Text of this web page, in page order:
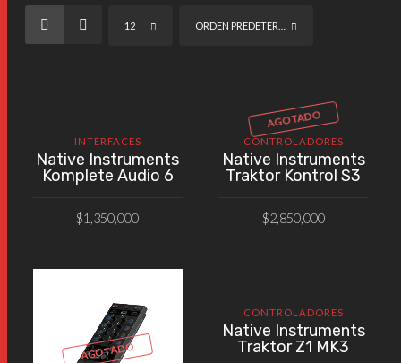
12
INTERFACES
Native Instruments
Komplete Audio 6
$1,350,000
AGOTADO
CONTROLADORES
Native Instruments
Traktor Kontrol S3
$2,850,000
AGOTADO
CONTROLADORES
Native Instruments
Traktor Z1 MK3